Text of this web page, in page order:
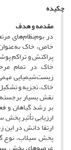
چکیده
مقدمه و هدف
در بوم‌نظام‌‌های
خاص، خاک
پراکنش و تراکم
خاک در تمام
زیست‌شیمیایی
خاک، تجزیه و
نقش بسیار
بر رشد گیاهان و
ارزیابی تأثیر
ارتقا دانش در این
پخش ­سیلاب، نوع